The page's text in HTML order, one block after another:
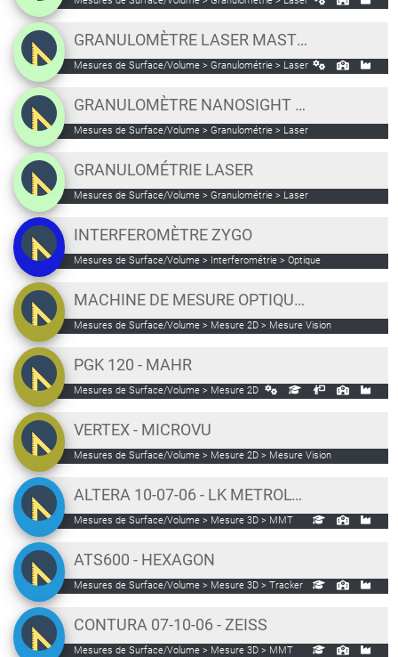
GRANULOMÈTRE LASER MASTER SIZER 3000
Mesures de Surface/Volume > Granulométrie > Laser
GRANULOMÈTRE NANOSIGHT NS300 [PLATEAU BIOTOP]
Mesures de Surface/Volume > Granulométrie > Laser
GRANULOMÉTRIE LASER
Mesures de Surface/Volume > Granulométrie > Laser
INTERFEROMÈTRE ZYGO
Mesures de Surface/Volume > Interferométrie > Optique
MACHINE DE MESURE OPTIQUE VICI VISION MTL 306 PRIMA
Mesures de Surface/Volume > Mesure 2D > Mesure Vision
PGK 120 - MAHR
Mesures de Surface/Volume > Mesure 2D
VERTEX - MICROVU
Mesures de Surface/Volume > Mesure 2D > Mesure Vision
ALTERA 10-07-06 - LK METROLOGY
Mesures de Surface/Volume > Mesure 3D > MMT
ATS600 - HEXAGON
Mesures de Surface/Volume > Mesure 3D > Tracker
CONTURA 07-10-06 - ZEISS
Mesures de Surface/Volume > Mesure 3D > MMT